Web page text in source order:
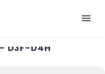
- D3F-D4H